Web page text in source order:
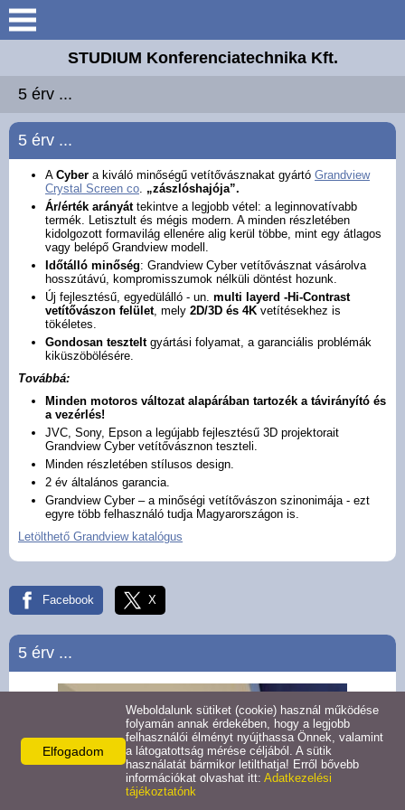
Keresés
Elérhetőségek
Galéria
Letöltések
Akciós termékek
5 érv ...
Vászon felületek
Cyber manual
Cyber motoros
Oldalfeszített
Fix keretes vászon
Fix íves vászon
X-Press manual
X-Press motoros
STUDIUM Konferenciatechnika Kft.
5 érv ...
5 érv ...
A Cyber a kiváló minőségű vetítővásznakat gyártó Grandview
Crystal Screen co. „zászlóshajója”.
Ár/érték arányáttekintve a legjobb vétel: a leginnovatívabb
termék. Letisztult és mégis modern. A minden részletében
kidolgozott formavilág ellenére alig kerül többe, mint egy átlagos
vagy belépő Grandview modell.
Időtálló minőség: Grandview Cyber vetítővásznat vásárolva
hosszútávú, kompromisszumok nélküli döntést hozunk.
Új fejlesztésű, egyedülálló - un. multi layerd -Hi-Contrast
vetítővászon felület, mely 2D/3D és 4K vetítésekhez is
tökéletes.
Gondosan teszteltgyártási folyamat, a garanciális problémák
kiküszöbölésére.
Továbbá:
Minden motoros változat alapárában tartozék a távirányító és
a vezérlés!
JVC, Sony, Epson a legújabb fejlesztésű 3D projektorait
Grandview Cyber vetítővásznon teszteli.
Minden részletében stílusos design.
2 év általános garancia.
Grandview Cyber – a minőségi vetítővászon szinonimája - ezt
egyre több felhasználó tudja Magyarországon is.
Letölthető Grandview katalógus
Facebook X
5 érv ...
Elfogadom
Weboldalunk sütiket (cookie) használ működése
folyamán annak érdekében, hogy a legjobb
felhasználói élményt nyújthassa Önnek, valamint
a látogatottság mérése céljából. A sütik
használatát bármikor letilthatja! Erről bővebb
információkat olvashat itt: Adatkezelési
tájékoztatónk